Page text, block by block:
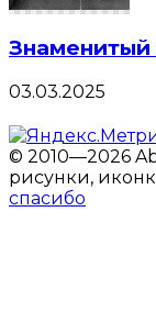
03.03.2025
© 2010—2026
рисунки,
спасибо